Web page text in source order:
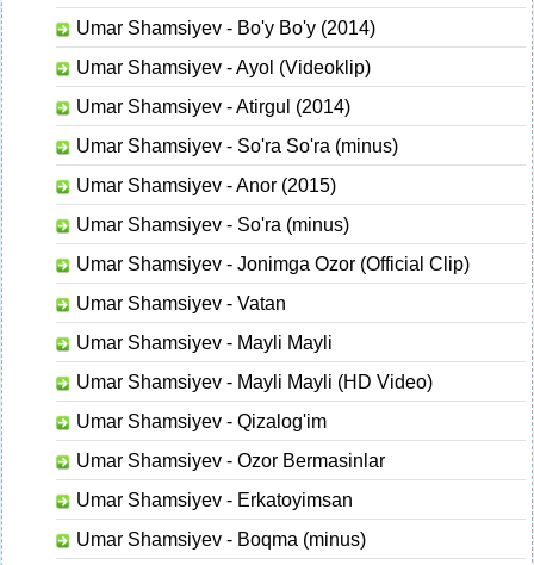
Umar Shamsiyev - Bo'y Bo'y (2014)
Umar Shamsiyev - Ayol (Videoklip)
Umar Shamsiyev - Atirgul (2014)
Umar Shamsiyev - So'ra So'ra (minus)
Umar Shamsiyev - Anor (2015)
Umar Shamsiyev - So'ra (minus)
Umar Shamsiyev - Jonimga Ozor (Official Clip)
Umar Shamsiyev - Vatan
Umar Shamsiyev - Mayli Mayli
Umar Shamsiyev - Mayli Mayli (HD Video)
Umar Shamsiyev - Qizalog'im
Umar Shamsiyev - Ozor Bermasinlar
Umar Shamsiyev - Erkatoyimsan
Umar Shamsiyev - Boqma (minus)